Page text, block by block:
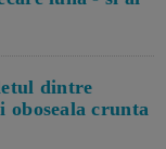
dintre
oboseala crunta